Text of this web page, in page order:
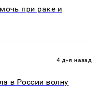
при раке и
4 дня назад
в России волну